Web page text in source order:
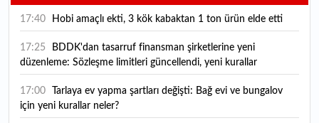
17:40 Hobi amaçlı ekti, 3 kök kabaktan 1 ton ürün elde etti
17:25
düzenleme: Sözleşme limitleri güncellendi, yeni kurallar
yürürlüğe girdi
17:00
için yeni kurallar neler?